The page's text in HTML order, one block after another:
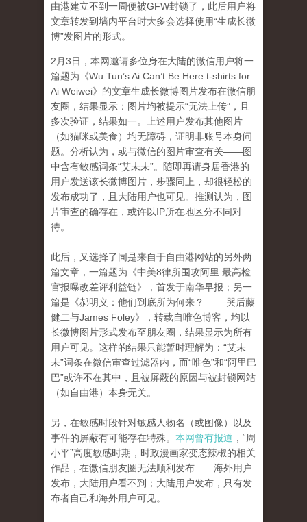
由港建立不到一周便被GFW封锁了，此后用户将
文章转发到墙内平台时大多会选择使用“生成长微
博”发图片的形式。
2月3日，本网邀请多位身在大陆的微信用户将一
篇题为《Wu Tun’s Ai Can’t Be Here t-shirts for
Ai Weiwei》的文章生成长微博图片发布在微信朋
友圈，结果显示：图片均被提示“无法上传”，且
多次验证，结果如一。上述用户发布其他图片
（如猫咪或美食）均无障碍，证明非账号本身问
题。分析认为，或与微信的图片审查有关——图
中含有敏感词条“艾未未”。随即再请身居香港的
用户发送该长微博图片，步骤同上，却很轻松的
发布成功了，且大陆用户也可见。推测认为，图
片审查的确存在，或许以IP所在地区分不同对
待。
此后，又选择了同是来自于自由港网站的另外两
篇文章，一篇题为《中美8律所围攻阿里 最高检
官报曝改差评利益链》，首发于南华早报；另一
篇是《郝明义：他们到底所为何来？ ——哭后藤
健二与James Foley》，转载自唯色博客，均以
长微博图片形式发布至朋友圈，结果显示为所有
用户可见。这样的结果只能暂时理解为：“艾未
未”词条在微信审查过滤器内，而“唯色”和“阿里巴
巴”或许不在其中，且被屏蔽的原因与被封锁网站
（如自由港）本身无关。
另，在敏感时段针对敏感人物名（或图像）以及
事件的屏蔽有可能存在特殊。 本网曾有报道 ，“周
小平”高度敏感时期，时政漫画家变态辣椒的相关
作品，在微信朋友圈无法顺利发布——海外用户
发布，大陆用户看不到；大陆用户发布，只有发
布者自己和海外用户可见。